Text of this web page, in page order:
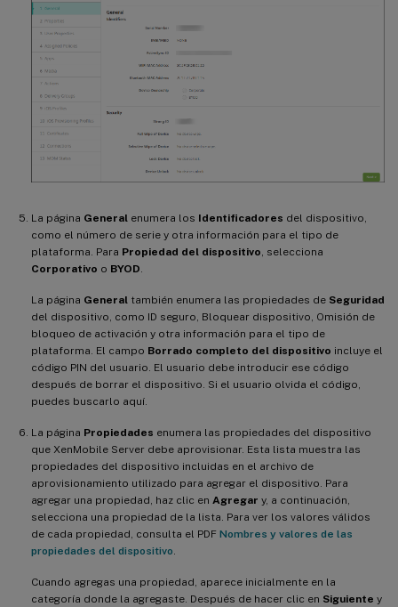
La página General enumera los Identificadores del dispositivo,
como el número de serie y otra información para el tipo de
plataforma. Para Propiedad del dispositivo, selecciona
Corporativo o BYOD.
La página General también enumera las propiedades de Seguridad
del dispositivo, como ID seguro, Bloquear dispositivo, Omisión de
bloqueo de activación y otra información para el tipo de
plataforma. El campo Borrado completo del dispositivo incluye el
código PIN del usuario. El usuario debe introducir ese código
después de borrar el dispositivo. Si el usuario olvida el código,
puedes buscarlo aquí.
La página Propiedades enumera las propiedades del dispositivo
que XenMobile Server debe aprovisionar. Esta lista muestra las
propiedades del dispositivo incluidas en el archivo de
aprovisionamiento utilizado para agregar el dispositivo. Para
agregar una propiedad, haz clic en Agregar y, a continuación,
selecciona una propiedad de la lista. Para ver los valores válidos
de cada propiedad, consulta el PDF Nombres y valores de las
propiedades del dispositivo.
Cuando agregas una propiedad, aparece inicialmente en la
categoría donde la agregaste. Después de hacer clic en Siguiente y